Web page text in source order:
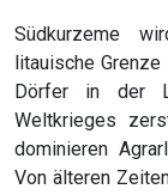
Südkurzeme
litauische
Dörfer in der
Weltkrieges
dominieren
Von älteren